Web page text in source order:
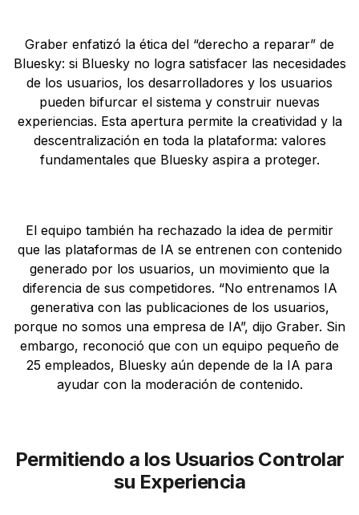
Graber enfatizó la ética del “derecho a reparar” de
Bluesky: si Bluesky no logra satisfacer las necesidades
de los usuarios, los desarrolladores y los usuarios
pueden bifurcar el sistema y construir nuevas
experiencias. Esta apertura permite la creatividad y la
descentralización en toda la plataforma: valores
fundamentales que Bluesky aspira a proteger.
El equipo también ha rechazado la idea de permitir
que las plataformas de IA se entrenen con contenido
generado por los usuarios, un movimiento que la
diferencia de sus competidores. “No entrenamos IA
generativa con las publicaciones de los usuarios,
porque no somos una empresa de IA”, dijo Graber. Sin
embargo, reconoció que con un equipo pequeño de
25 empleados, Bluesky aún depende de la IA para
ayudar con la moderación de contenido.
Permitiendo a los Usuarios Controlar
su Experiencia